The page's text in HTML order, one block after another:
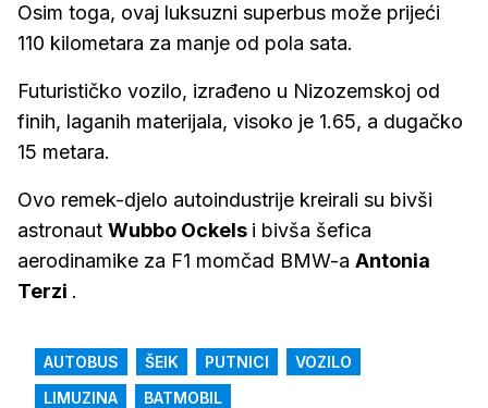
Osim toga, ovaj luksuzni superbus može prijeći
110 kilometara za manje od pola sata.
Futurističko vozilo, izrađeno u Nizozemskoj od
finih, laganih materijala, visoko je 1.65, a dugačko
15 metara.
Ovo remek-djelo autoindustrije kreirali su bivši
astronaut Wubbo Ockels i bivša šefica
aerodinamike za F1 momčad BMW-a Antonia
Terzi .
AUTOBUS ŠEIK PUTNICI
VOZILO
LIMUZINA
BATMOBIL